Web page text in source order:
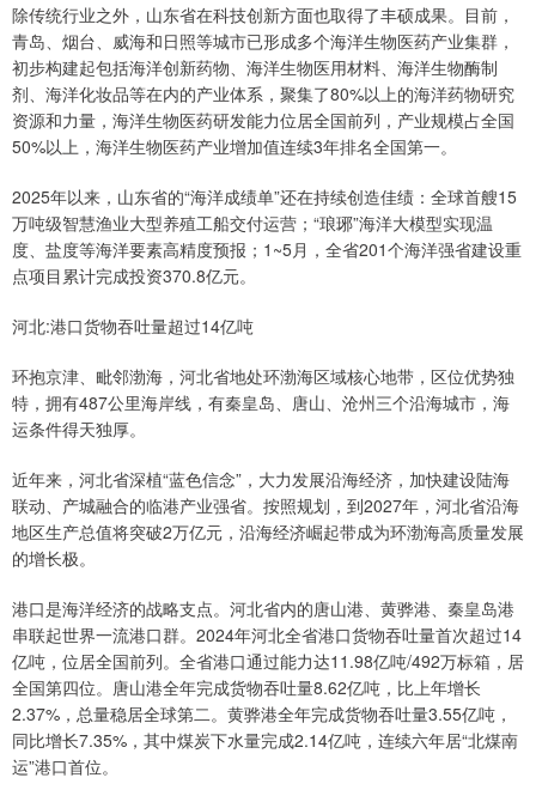
除传统行业之外，山东省在科技创新方面也取得了丰硕成果。目前，
青岛、烟台、威海和日照等城市已形成多个海洋生物医药产业集群，
初步构建起包括海洋创新药物、海洋生物医用材料、海洋生物酶制
剂、海洋化妆品等在内的产业体系，聚集了80%以上的海洋药物研究
资源和力量，海洋生物医药研发能力位居全国前列，产业规模占全国
50%以上，海洋生物医药产业增加值连续3年排名全国第一。
2025年以来，山东省的“海洋成绩单”还在持续创造佳绩：全球首艘15
万吨级智慧渔业大型养殖工船交付运营；“琅琊”海洋大模型实现温
度、盐度等海洋要素高精度预报；1~5月，全省201个海洋强省建设重
点项目累计完成投资370.8亿元。
河北:港口货物吞吐量超过14亿吨
环抱京津、毗邻渤海，河北省地处环渤海区域核心地带，区位优势独
特，拥有487公里海岸线，有秦皇岛、唐山、沧州三个沿海城市，海
运条件得天独厚。
近年来，河北省深植“蓝色信念”，大力发展沿海经济，加快建设陆海
联动、产城融合的临港产业强省。按照规划，到2027年，河北省沿海
地区生产总值将突破2万亿元，沿海经济崛起带成为环渤海高质量发展
的增长极。
港口是海洋经济的战略支点。河北省内的唐山港、黄骅港、秦皇岛港
串联起世界一流港口群。2024年河北全省港口货物吞吐量首次超过14
亿吨，位居全国前列。全省港口通过能力达11.98亿吨/492万标箱，居
全国第四位。唐山港全年完成货物吞吐量8.62亿吨，比上年增长
2.37%，总量稳居全球第二。黄骅港全年完成货物吞吐量3.55亿吨，
同比增长7.35%，其中煤炭下水量完成2.14亿吨，连续六年居“北煤南
运”港口首位。